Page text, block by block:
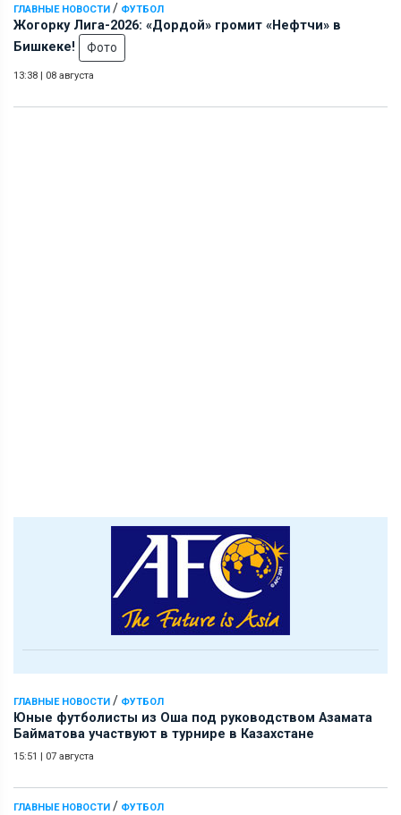
ГЛАВНЫЕ НОВОСТИ / ФУТБОЛ
Жогорку Лига-2026: «Дордой» громит «Нефтчи» в
Бишкеке!
Фото
13:38 | 08 августа
ГЛАВНЫЕ НОВОСТИ / ФУТБОЛ
Юные футболисты из Оша под руководством Азамата
Байматова участвуют в турнире в Казахстане
15:51 | 07 августа
ГЛАВНЫЕ НОВОСТИ / ФУТБОЛ